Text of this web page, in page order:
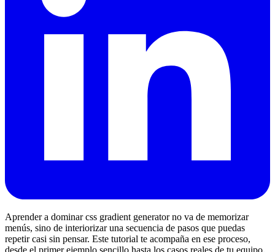
Aprender a dominar css gradient generator no va de memorizar
menús, sino de interiorizar una secuencia de pasos que puedas
repetir casi sin pensar. Este tutorial te acompaña en ese proceso,